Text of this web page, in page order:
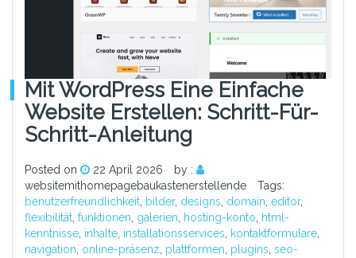
Mit WordPress Eine Einfache
Website Erstellen: Schritt-Für-
Schritt-Anleitung
Posted on 22 April 2026
by :
websitemithomepagebaukastenerstellende
Tags:
benutzerfreundlichkeit bilder, designs domain editor,
flexibilität funktionen galerien hosting-konto
html-
kenntnisse inhalte installationsservices kontaktformulare
navigation online-präsenz plattformen plugins seo-